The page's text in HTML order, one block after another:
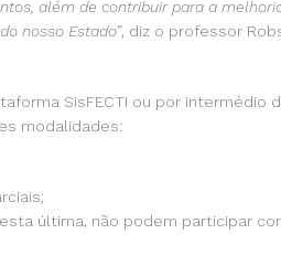
além de contribuir para a
nosso Estado”, diz o professor
SisFECTI ou por intermédio
modalidades:
última, não podem participar